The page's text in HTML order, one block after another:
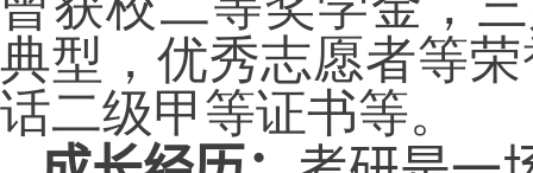
典型，优秀志愿者等
话二级甲等证书等。